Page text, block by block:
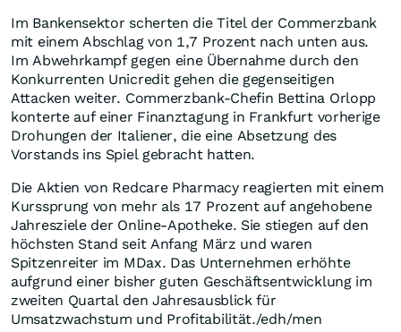
Im Bankensektor scherten die Titel der Commerzbank
mit einem Abschlag von 1,7 Prozent nach unten aus.
Im Abwehrkampf gegen eine Übernahme durch den
Konkurrenten Unicredit gehen die gegenseitigen
Attacken weiter. Commerzbank-Chefin Bettina Orlopp
konterte auf einer Finanztagung in Frankfurt vorherige
Drohungen der Italiener, die eine Absetzung des
Vorstands ins Spiel gebracht hatten.
Die Aktien von Redcare Pharmacy reagierten mit einem
Kurssprung von mehr als 17 Prozent auf angehobene
Jahresziele der Online-Apotheke. Sie stiegen auf den
höchsten Stand seit Anfang März und waren
Spitzenreiter im MDax. Das Unternehmen erhöhte
aufgrund einer bisher guten Geschäftsentwicklung im
zweiten Quartal den Jahresausblick für
Umsatzwachstum und Profitabilität./edh/men